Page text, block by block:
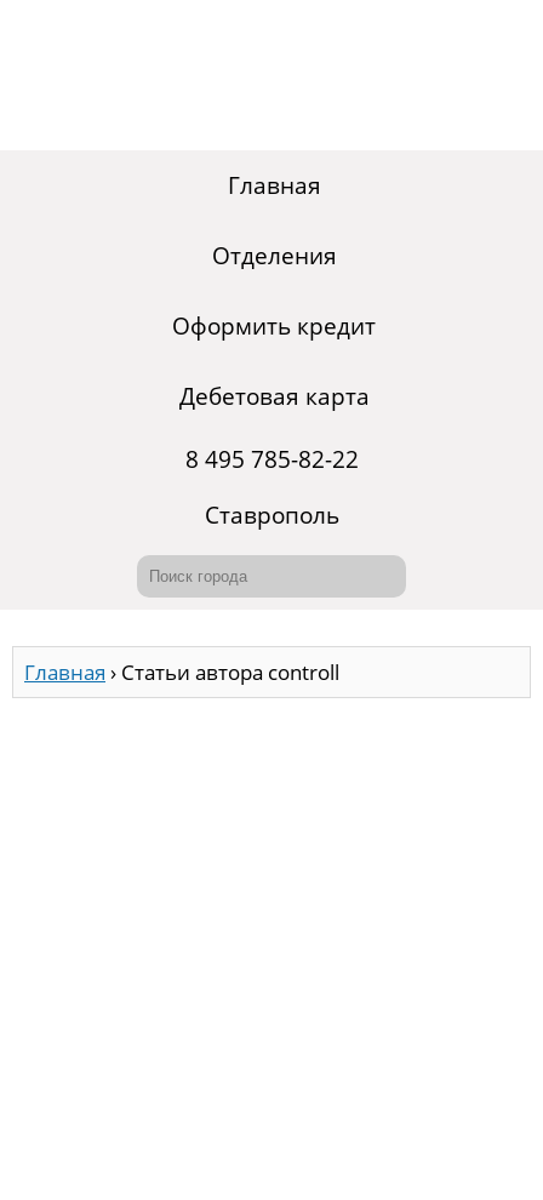
Главная
Отделения
Оформить кредит
Дебетовая карта
8 495 785-82-22
Ставрополь
Главная › Статьи автора controll